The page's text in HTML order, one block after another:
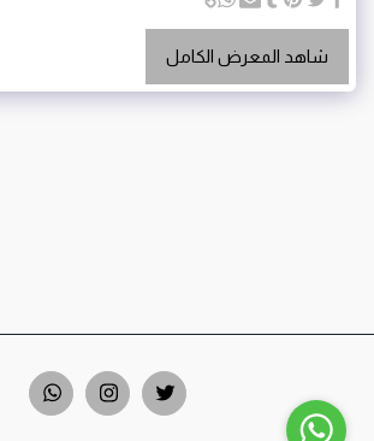
شاهد المعرض الكامل